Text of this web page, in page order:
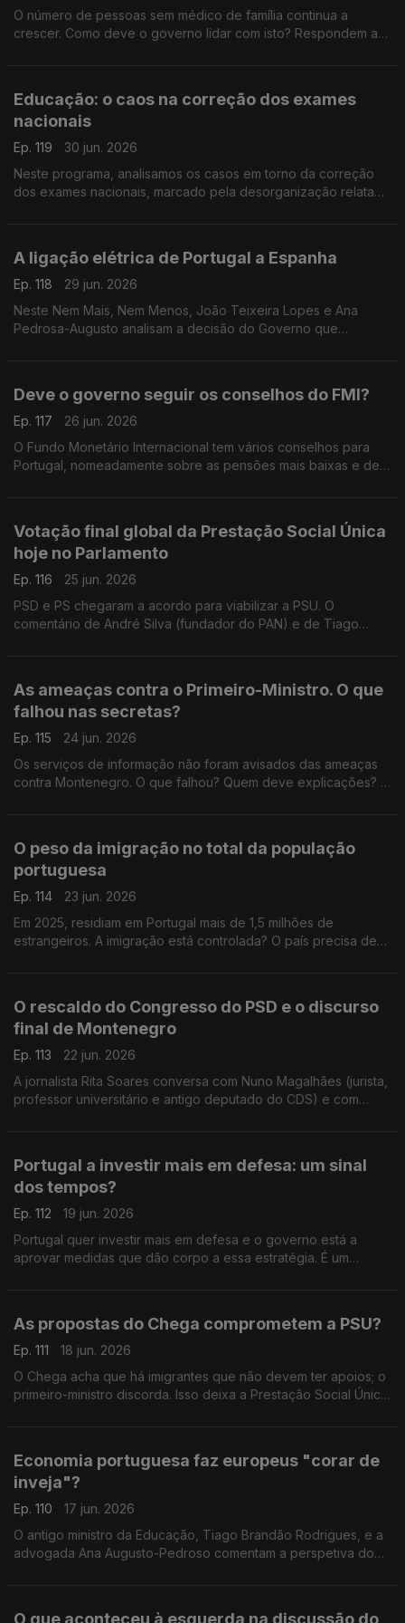
O número de pessoas sem médico de família continua a
crescer. Como deve o governo lidar com isto? Respondem a
Educação: o caos na correção dos exames
nacionais
Ep. 119
30 jun. 2026
Neste programa, analisamos os casos em torno da correção
dos exames nacionais, marcado pela desorganização relatada
A ligação elétrica de Portugal a Espanha
Ep. 118
29 jun. 2026
Neste Nem Mais, Nem Menos, João Teixeira Lopes e Ana
Pedrosa-Augusto analisam a decisão do Governo que
Deve o governo seguir os conselhos do FMI?
Ep. 117
26 jun. 2026
O Fundo Monetário Internacional tem vários conselhos para
Portugal, nomeadamente sobre as pensões mais baixas e de
Votação final global da Prestação Social Única
hoje no Parlamento
Ep. 116
25 jun. 2026
PSD e PS chegaram a acordo para viabilizar a PSU. O
comentário de André Silva (fundador do PAN) e de Tiago
As ameaças contra o Primeiro-Ministro. O que
falhou nas secretas?
Ep. 115
24 jun. 2026
Os serviços de informação não foram avisados das ameaças
contra Montenegro. O que falhou? Quem deve explicações? A
O peso da imigração no total da população
portuguesa
Ep. 114
23 jun. 2026
Em 2025, residiam em Portugal mais de 1,5 milhões de
estrangeiros. A imigração está controlada? O país precisa de
O rescaldo do Congresso do PSD e o discurso
final de Montenegro
Ep. 113
22 jun. 2026
A jornalista Rita Soares conversa com Nuno Magalhães (jurista,
professor universitário e antigo deputado do CDS) e com
Portugal a investir mais em defesa: um sinal
dos tempos?
Ep. 112
19 jun. 2026
Portugal quer investir mais em defesa e o governo está a
aprovar medidas que dão corpo a essa estratégia. É um
As propostas do Chega comprometem a PSU?
Ep. 111
18 jun. 2026
O Chega acha que há imigrantes que não devem ter apoios; o
primeiro-ministro discorda. Isso deixa a Prestação Social Única
Economia portuguesa faz europeus "corar de
inveja"?
Ep. 110
17 jun. 2026
O antigo ministro da Educação, Tiago Brandão Rodrigues, e a
advogada Ana Augusto-Pedroso comentam a perspetiva do
O que aconteceu à esquerda na discussão do